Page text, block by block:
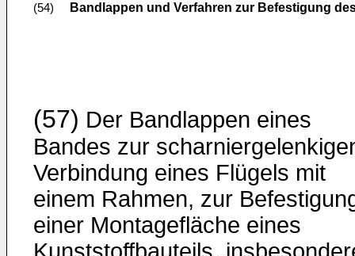
(54) Bandlappen und Verfahren zur Befestigung
(57) Der Bandlappen eines
Bandes zur
Verbindung eines Flügels mit
einem Rahmen, zur
einer Montagefläche eines